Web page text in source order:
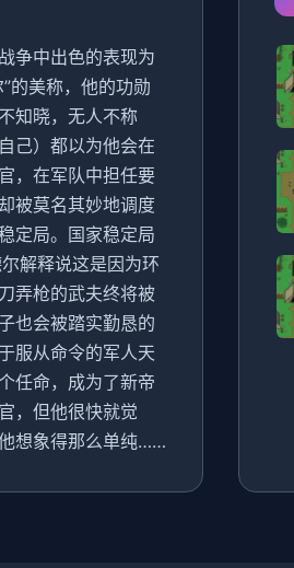
争中出色的表现为
的美称，他的功勋
知晓，无人不称
己）都以为他会在
，在军队中担任要
被莫名其妙地调度
定局。国家稳定局
解释说这是因为环
弄枪的武夫终将被
也会被踏实勤恳的
服从命令的军人天
任命，成为了新帝
，但他很快就觉
想象得那么单纯……